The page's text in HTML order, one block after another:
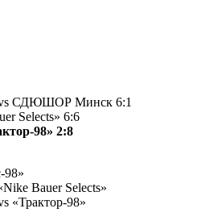
vs СДЮШОР Минск 6:1
Selects» 6:6
98» 2:8
98»
Bauer Selects»
«Трактор-98»